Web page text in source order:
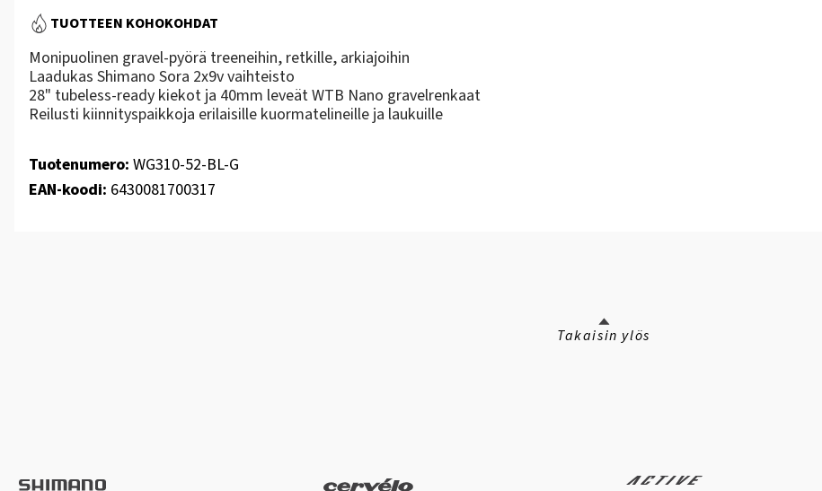
TUOTTEEN KOHOKOHDAT
Monipuolinen gravel-pyörä treeneihin, retkille, arkiajoihin
Laadukas Shimano Sora 2x9v vaihteisto
28" tubeless-ready kiekot ja 40mm leveät WTB Nano gravelrenkaat
Reilusti kiinnityspaikkoja erilaisille kuormatelineille ja laukuille
Tuotenumero: WG310-52-BL-G
EAN-koodi: 6430081700317
Takaisin ylös